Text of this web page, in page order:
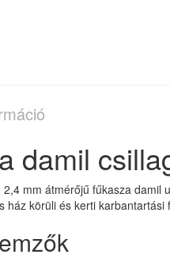
damil
2,4 mm átmérőjű fűkasza
ház körüli és kerti karbantartási